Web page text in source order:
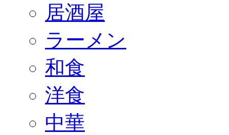
居酒屋
ラーメン
和食
洋食
中華